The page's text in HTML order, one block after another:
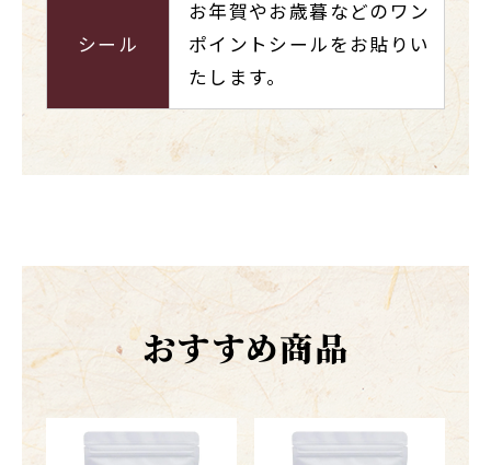
シール
お年賀やお歳暮などのワン
ポイントシールをお貼りい
たします。
おすすめ商品